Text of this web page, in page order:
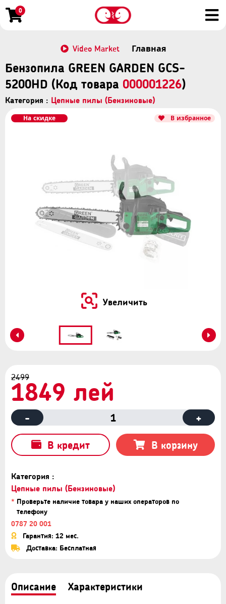
0
Video Market Главная
Бензопила GREEN GARDEN GCS-
5200HD (Код товара 000001226)
Категория : Цепные пилы (Бензиновые)
На скидке В избранное
Увеличить
Категория :
Цепные пилы (Бензиновые)
* Проверьте наличие товара у наших операторов по
телефону
0787 20 001
Гарантия: 12 мес.
Доставка: Бесплатная
2499
1849 лей
- 1 +
В кредит В корзину
Описание Характеристики